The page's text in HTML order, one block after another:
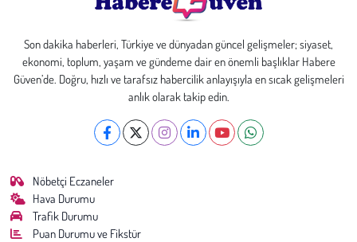
Son dakika haberleri, Türkiye ve dünyadan güncel gelişmeler; siyaset,
ekonomi, toplum, yaşam ve gündeme dair en önemli başlıklar Habere
Güven’de. Doğru, hızlı ve tarafsız habercilik anlayışıyla en sıcak gelişmeleri
anlık olarak takip edin.
Nöbetçi Eczaneler
Hava Durumu
Trafik Durumu
Puan Durumu ve Fikstür